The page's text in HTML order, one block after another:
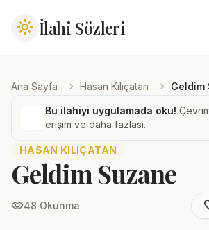
light_mode İlahi Sözleri
Ana Sayfa chevron_right Hasan Kılıçatan chevron_right Geldim
Bu ilahiyi uygulamada oku!
erişim ve daha fazlası.
HASAN KILIÇATAN
Geldim Suzane
visibility48 Okunma